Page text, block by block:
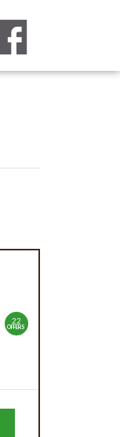
22
OFFERS